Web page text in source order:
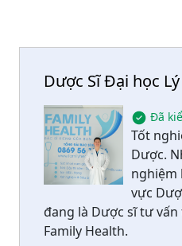
Dược Sĩ Đại học
Đã
Tốt
Dược.
nghiệm
vực
đang là Dược sĩ tư
Family Health.